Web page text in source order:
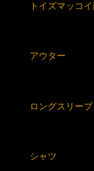
トイズマッコ
アウター
ロングスリーブ
シャツ